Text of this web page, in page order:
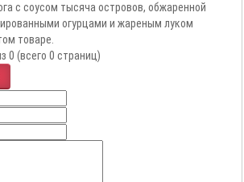
с соусом тысяча островов, обжаренной
огурцами и жареным луком
товаре.
0 (всего 0 страниц)